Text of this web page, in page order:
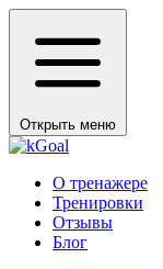
Открыть меню
О тренажере
Тренировки
Отзывы
Блог